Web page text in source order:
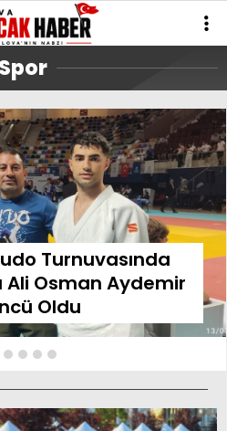
Spor
Turnuvasında
Ali Osman Aydemir
Oldu